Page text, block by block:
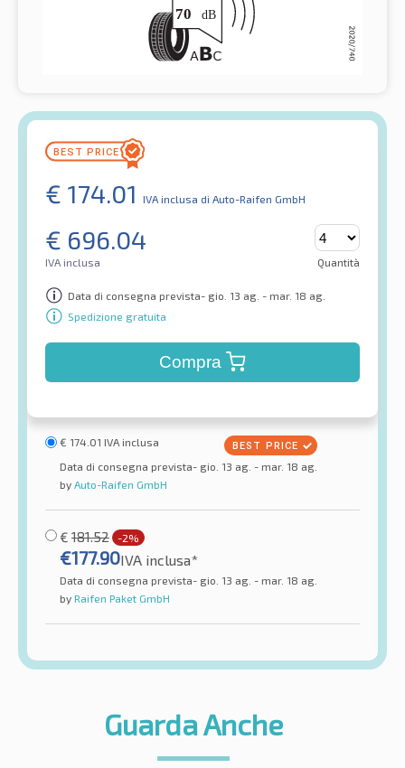
€ 174.01 IVA inclusa di Auto-Raifen GmbH
€ 696.04
IVA inclusa Quantità
Data di consegna prevista- gio. 13 ag. - mar. 18 ag.
Spedizione gratuita
Compra
€ 174.01 IVA inclusa
Data di consegna prevista- gio. 13 ag. - mar. 18 ag.
by Auto-Raifen GmbH
€ 181.52 -2%
€177.90IVA inclusa*
Data di consegna prevista- gio. 13 ag. - mar. 18 ag.
by Raifen Paket GmbH
Guarda Anche